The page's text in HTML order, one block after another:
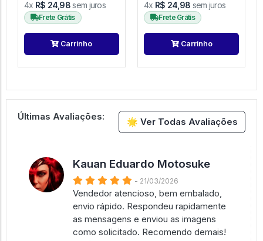
4x R$ 24,98sem juros
Frete Grátis
Carrinho
4x R$ 24,98 sem juros
Frete Grátis
Carrinho
🌟 Ver Todas Avaliações
Últimas Avaliações:
Kauan Eduardo Motosuke
- 21/03/2026
Vendedor atencioso, bem embalado,
envio rápido. Respondeu rapidamente
as mensagens e enviou as imagens
como solicitado. Recomendo demais!